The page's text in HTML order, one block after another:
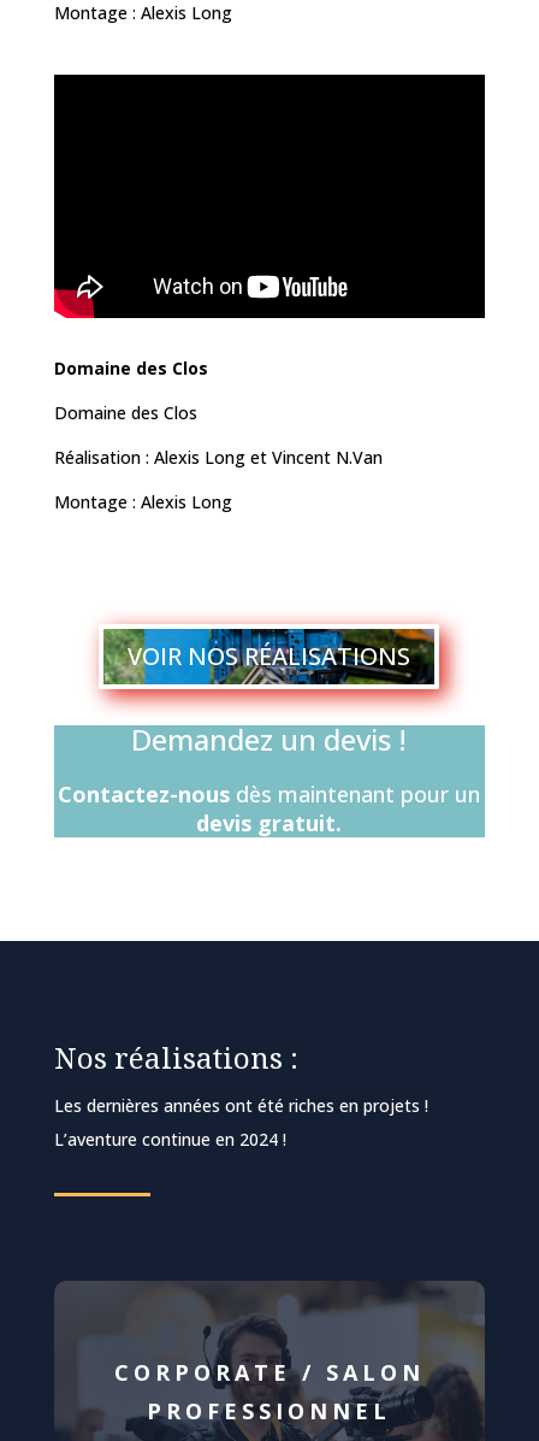
Montage : Alexis Long
Domaine des Clos
Domaine des Clos
Réalisation : Alexis Long et Vincent N.Van
Montage : Alexis Long
VOIR NOS RÉALISATIONS
Demandez un devis !
Contactez-nous dès maintenant pour un
devis gratuit.
Nos réalisations :
Les dernières années ont été riches en projets !
L’aventure continue en 2024 !
CORPORATE / SALON
PROFESSIONNEL